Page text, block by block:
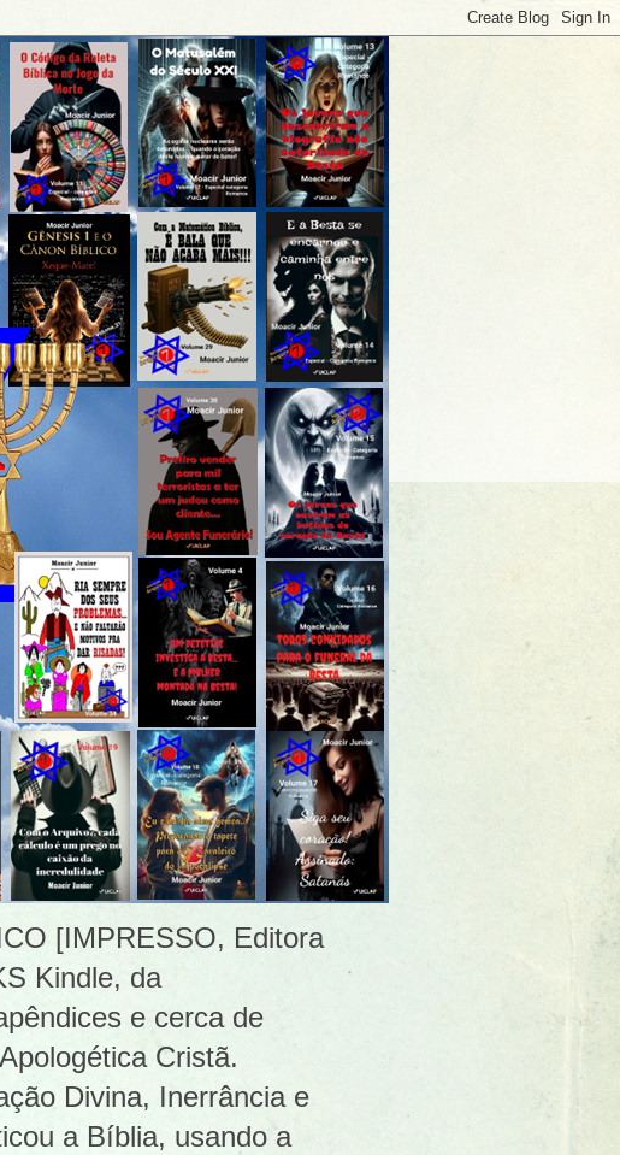
[IMPRESSO, Editora
Kindle, da
e cerca de
Cristã.
Divina, Inerrância e
a Bíblia, usando a